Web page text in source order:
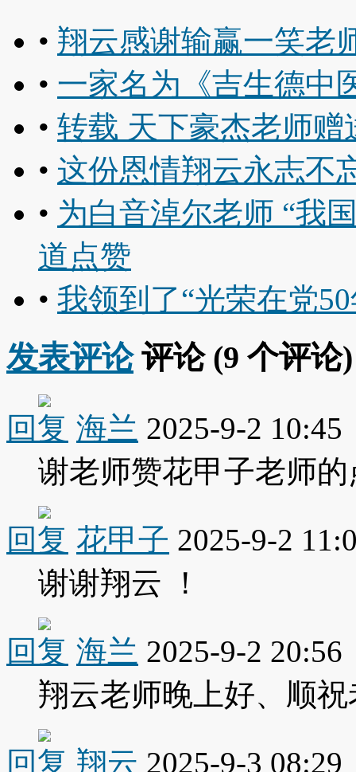
• 翔云感谢输赢一笑老
• 一家名为《吉生德中
• 转载 天下豪杰老师赠
• 这份恩情翔云永志不
• 为白音淖尔老师 “我
道点赞
• 我领到了“光荣在党
发表评论评论 (9 个评论)
回复 海兰 2025-9-2 10:45
谢老师赞花甲子老师的
回复 花甲子 2025-9-2
谢谢翔云 ！
回复 海兰 2025-9-2 20:56
翔云老师晚上好、顺
回复 翔云 2025-9-3 08:29